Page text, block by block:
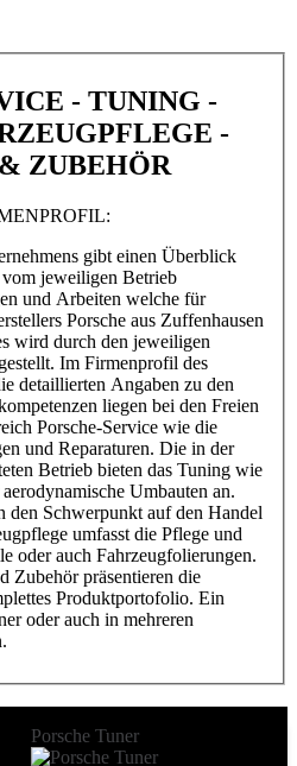
- TUNING -
-
ZUBEHÖR
gibt einen Überblick
jeweiligen Betrieb
und Arbeiten welche für
Porsche aus Zuffenhausen
wird durch den jeweiligen
Im Firmenprofil des
detaillierten Angaben zu den
liegen bei den Freien
Porsche-Service wie die
und Reparaturen. Die in der
Betrieb bieten das Tuning wie
Umbauten an.
den Schwerpunkt auf den Handel
umfasst die Pflege und
oder auch Fahrzeugfolierungen.
Zubehör präsentieren die
Produktportofolio. Ein
oder auch in mehreren
Porsche Tuner